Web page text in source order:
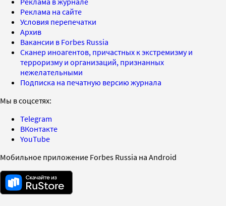
Реклама на сайте
Условия перепечатки
Архив
Вакансии в Forbes Russia
Сканер иноагентов, причастных к экстремизму и
терроризму и организаций, признанных
нежелательными
Подписка на печатную версию журнала
Мы в соцсетях:
Telegram
ВКонтакте
YouTube
Мобильное приложение Forbes Russia на Android